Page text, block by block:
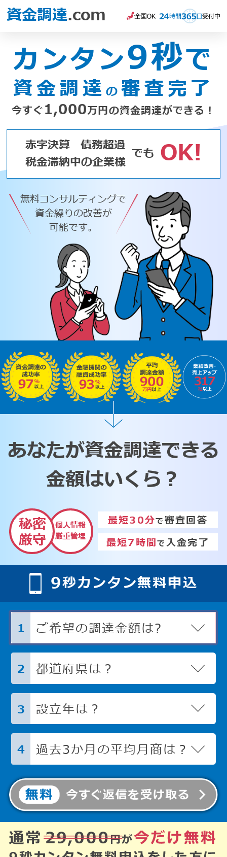
資金調達.com
カンタン9秒で
資金調達 の審査完了
今すぐ1,000万円の資金調達ができる！
赤字決算
債務超過
税金滞納中の企業様 でも OK!
無料コンサルティングで
資金繰りの改善が
可能です。
あなたが資金調達できる
金額はいくら？
秘密
厳守
個人情報
厳重管理
最短30分で審査回答
最短7時間で入金完了
9秒カンタン無料申込
1 ご希望の調達金額は?
2 都道府県は？
3 設立年は？
4 過去3か月の平均月商は？